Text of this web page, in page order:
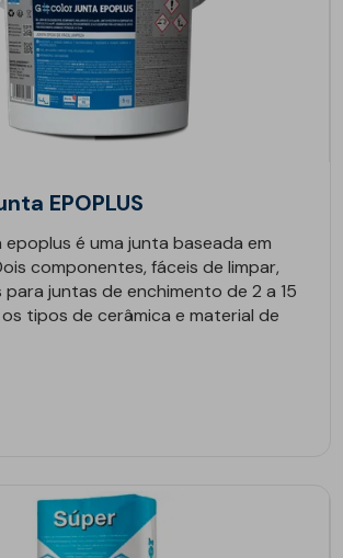
EPOPLUS
é uma junta baseada em
componentes, fáceis de limpar,
juntas de enchimento de 2 a 15
tipos de cerâmica e material de